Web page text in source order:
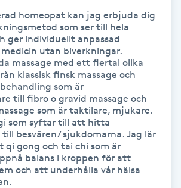
homeopat kan jag erbjuda dig
som ser till hela
ger individuellt anpassad
utan biverkningar.
massage med ett flertal olika
klassisk finsk massage och
som är
till fibro o gravid massage och
som är taktilare, mjukare.
som syftar till att hitta
besvären/ sjukdomarna. Jag lär
qi gong och tai chi som är
balans i kroppen för att
och att underhålla vår hälsa